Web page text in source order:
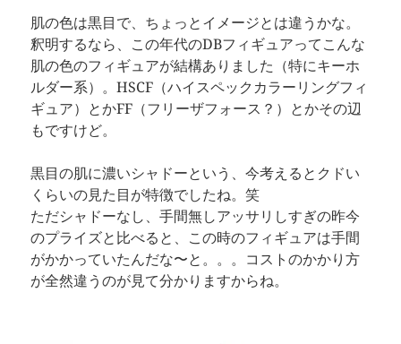
肌の色は黒目で、ちょっとイメージとは違うかな。
釈明するなら、この年代のDBフィギュアってこんな
肌の色のフィギュアが結構ありました（特にキーホ
ルダー系）。HSCF（ハイスペックカラーリングフィ
ギュア）とかFF（フリーザフォース？）とかその辺
もですけど。
黒目の肌に濃いシャドーという、今考えるとクドい
くらいの見た目が特徴でしたね。笑
ただシャドーなし、手間無しアッサリしすぎの昨今
のプライズと比べると、この時のフィギュアは手間
がかかっていたんだな〜と。。。コストのかかり方
が全然違うのが見て分かりますからね。